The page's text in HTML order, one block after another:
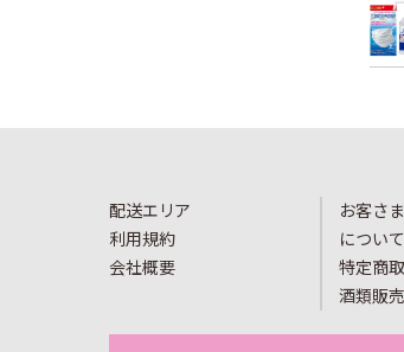
配送エリア
利用規約
会社概要
お客さ
について
特定商
酒類販